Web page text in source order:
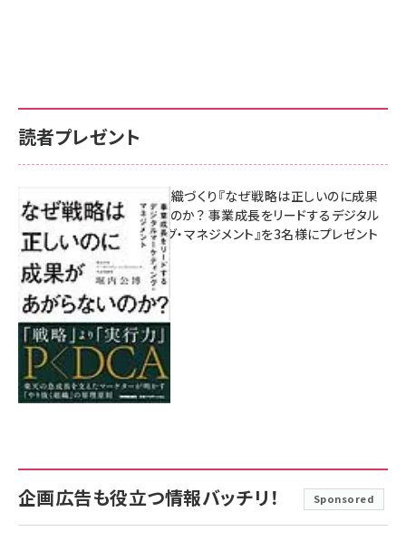
企画広告も役立つ情報バッチリ！ Sponsored
読者プレゼント
成果を生む組織づくり『なぜ戦略は正しいのに成果
があがらないのか？ 事業成長をリードするデジタル
マーケティング・マネジメント』を3名様にプレゼント
8月7日 10:00